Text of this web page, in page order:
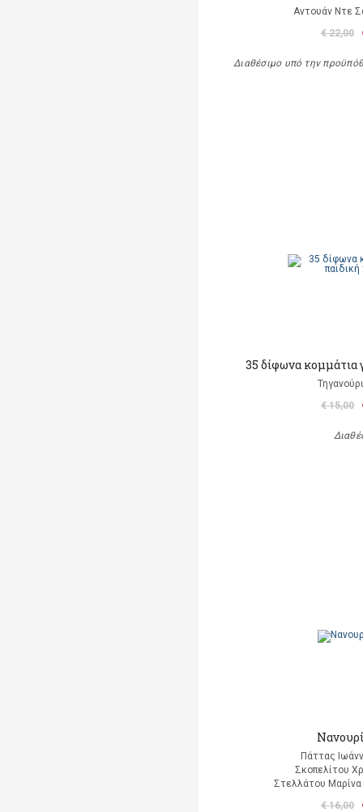
Αντουάν Ντε
€ 22,00
Διαθέσιμο υπό την
35 δίφωνα κομμάτια
€ 15,00
Πάττας
Σκοπελίτου
Στελλάτου
€ 16,00